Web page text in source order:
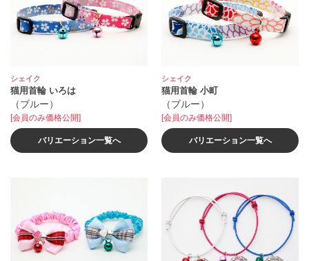
シェイク
猫用首輪 いろは
（ブルー）
[会員のみ価格公開]
バリエーション一覧へ
シェイク
猫用首輪 小町
（ブルー）
[会員のみ価格公開]
バリエーション一覧へ